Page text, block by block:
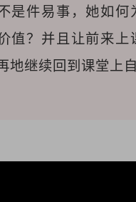
是件易事，她如何
值？并且让前来上
地继续回到课堂上